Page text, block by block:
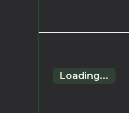
Loading...